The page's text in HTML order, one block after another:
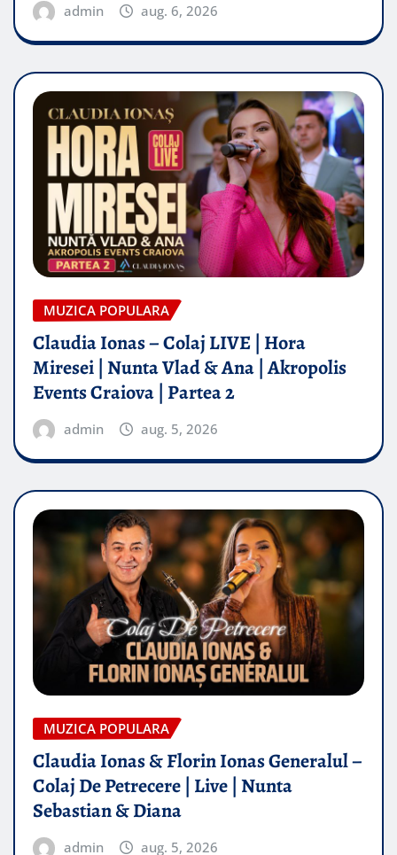
admin aug. 6, 2026
MUZICA POPULARA
Claudia Ionas – Colaj LIVE | Hora
Miresei | Nunta Vlad & Ana | Akropolis
Events Craiova | Partea 2
admin aug. 5, 2026
MUZICA POPULARA
Claudia Ionas & Florin Ionas Generalul –
Colaj De Petrecere | Live | Nunta
Sebastian & Diana
admin aug. 5, 2026